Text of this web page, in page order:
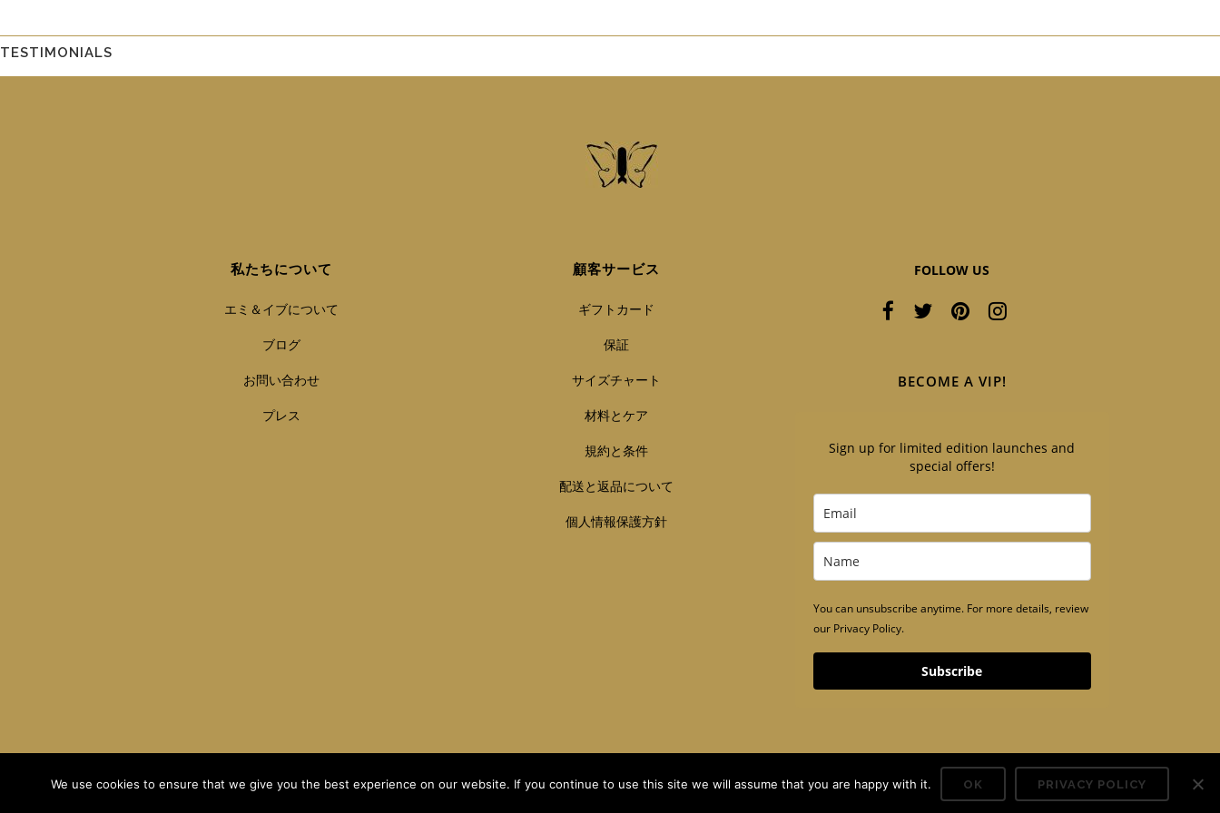
TESTIMONIALS
私たちについて
エミ＆イブについて
ブログ
お問い合わせ
プレス
顧客サービス
ギフトカード
保証
サイズチャート
材料とケア
規約と条件
配送と返品について
個人情報保護方針
FOLLOW US
BECOME A VIP!
Sign up for limited edition launches and
special offers!
You can unsubscribe anytime. For more details, review
our Privacy Policy.
Subscribe
We use cookies to ensure that we give you the best experience on our website. If you continue to use this site we will assume that you are happy with it. OK PRIVACY POLICY